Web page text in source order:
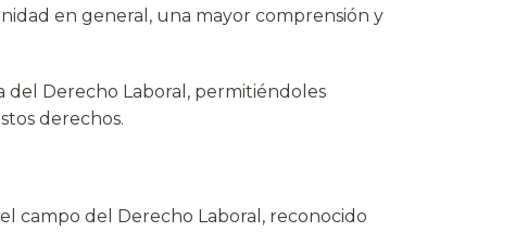
en general, una mayor comprensión y
Derecho Laboral, permitiéndoles
derechos.
campo del Derecho Laboral, reconocido